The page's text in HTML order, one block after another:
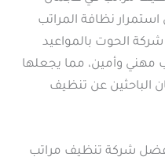
استمرار نظافة المراتب
الحوت بالمواعيد
مهني وأمين، مما يجعلها
الباحثين عن تنظيف
شركة تنظيف مراتب